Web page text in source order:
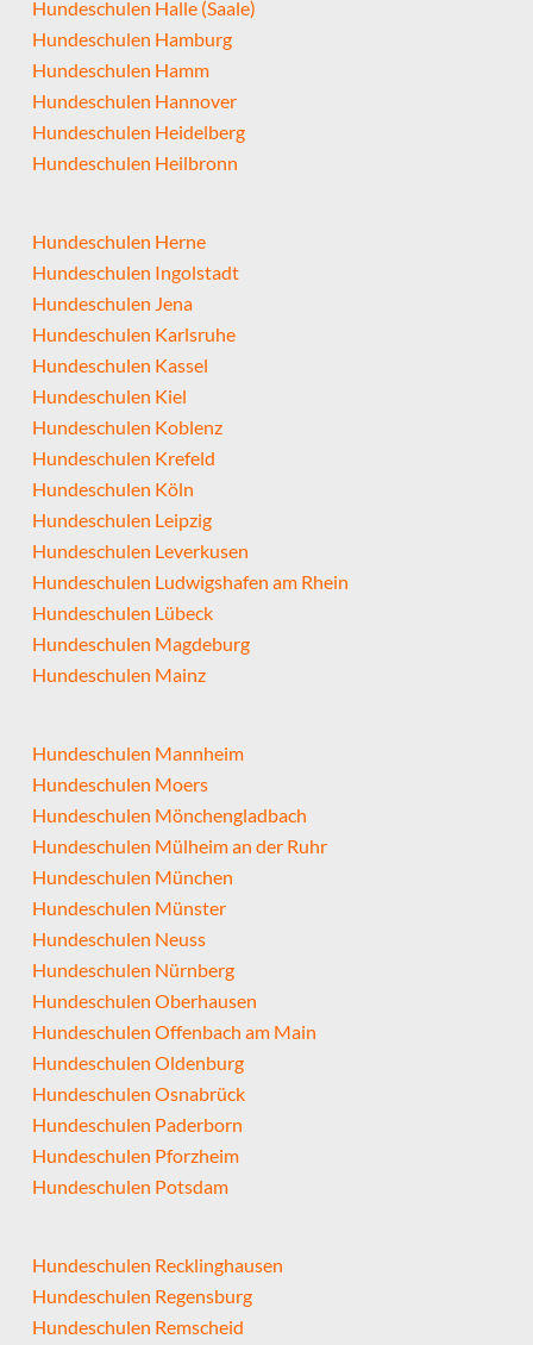
Hundeschulen Halle (Saale)
Hundeschulen Hamburg
Hundeschulen Hamm
Hundeschulen Hannover
Hundeschulen Heidelberg
Hundeschulen Heilbronn
Hundeschulen Herne
Hundeschulen Ingolstadt
Hundeschulen Jena
Hundeschulen Karlsruhe
Hundeschulen Kassel
Hundeschulen Kiel
Hundeschulen Koblenz
Hundeschulen Krefeld
Hundeschulen Köln
Hundeschulen Leipzig
Hundeschulen Leverkusen
Hundeschulen Ludwigshafen am Rhein
Hundeschulen Lübeck
Hundeschulen Magdeburg
Hundeschulen Mainz
Hundeschulen Mannheim
Hundeschulen Moers
Hundeschulen Mönchengladbach
Hundeschulen Mülheim an der Ruhr
Hundeschulen München
Hundeschulen Münster
Hundeschulen Neuss
Hundeschulen Nürnberg
Hundeschulen Oberhausen
Hundeschulen Offenbach am Main
Hundeschulen Oldenburg
Hundeschulen Osnabrück
Hundeschulen Paderborn
Hundeschulen Pforzheim
Hundeschulen Potsdam
Hundeschulen Recklinghausen
Hundeschulen Regensburg
Hundeschulen Remscheid